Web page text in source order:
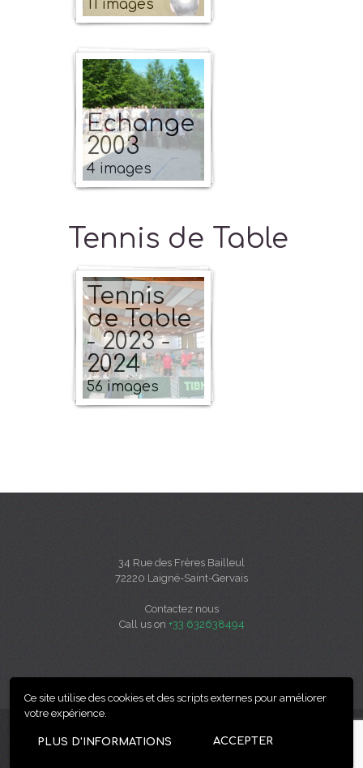
Ce site utilise des cookies et des scripts externes pour améliorer
votre expérience.
PLUS D'INFORMATIONS ACCEPTER
11 images
Echange
2003
4 images
Tennis de Table
Tennis
de Table
- 2023 -
2024
56 images
34 Rue des Frères Bailleul
72220 Laigné-Saint-Gervais
Contactez nous
Call us on +33 632638494
COLSG 2024.Réalisé par idéesculture